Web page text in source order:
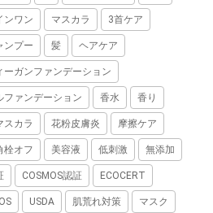
ンワン マスカラ 3首ケア
ンプー 髪 ヘアケア
ーガンファンデーション
ファンデーション 香水 香り
スカラ 花粉皮膚炎 摩擦ケア
栓オフ 美容液 低刺激 無添加
COSMOS認証 ECOCERT
USDA 肌荒れ対策 マスク